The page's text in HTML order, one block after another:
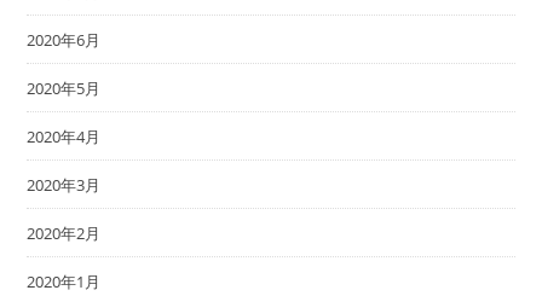
2020年6月
2020年5月
2020年4月
2020年3月
2020年2月
2020年1月